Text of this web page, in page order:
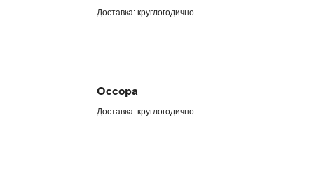
Доставка: круглогодично
Оссора
Доставка: круглогодично